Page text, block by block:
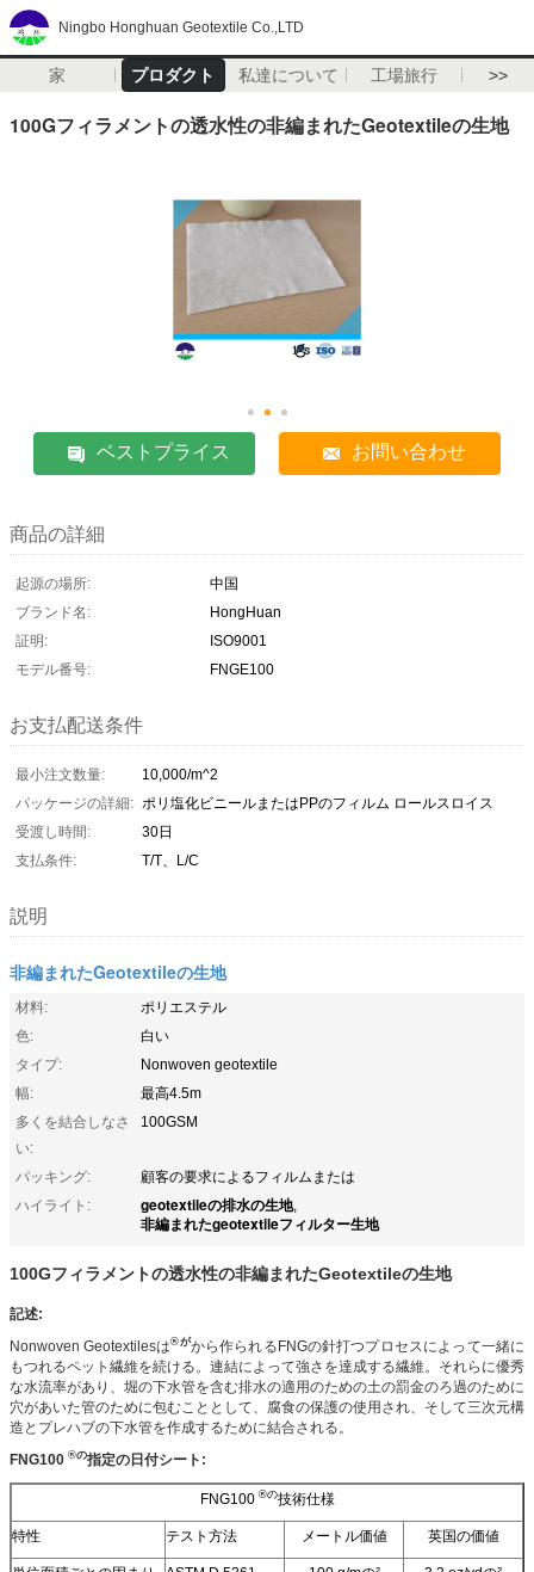
Ningbo Honghuan Geotextile Co.,LTD
家 プロダクト 私達について 工場旅行 >>
100Gフィラメントの透水性の非編まれたGeotextileの生地
ベストプライス お問い合わせ
商品の詳細
起源の場所:
中国
ブランド名:
HongHuan
証明:
ISO9001
モデル番号:
FNGE100
お支払配送条件
最小注文数量:
10,000/m^2
パッケージの詳細: ポリ塩化ビニールまたはPPのフィルム ロールスロイス
受渡し時間:
30日
支払条件:
T/T、L/C
説明
非編まれたGeotextileの生地
材料:
ポリエステル
色:
白い
タイプ:
Nonwoven geotextile
幅:
最高4.5m
多くを結合しなさ
い:
100GSM
パッキング:
顧客の要求によるフィルムまたは
ハイライト:
geotextileの排水の生地,
非編まれたgeotextileフィルター生地
100Gフィラメントの透水性の非編まれたGeotextileの生地
記述:
Nonwoven Geotextilesは®がから作られるFNGの針打つプロセスによって一緒に
もつれるペット繊維を続ける。連結によって強さを達成する繊維。それらに優秀
な水流率があり、堀の下水管を含む排水の適用のための土の罰金のろ過のために
穴があいた管のために包むこととして、腐食の保護の使用され、そして三次元構
造とプレハブの下水管を作成するために結合される。
FNG100 ®の指定の日付シート:
FNG100 ®の技術仕様
特性 テスト方法 メートル価値 英国の価値